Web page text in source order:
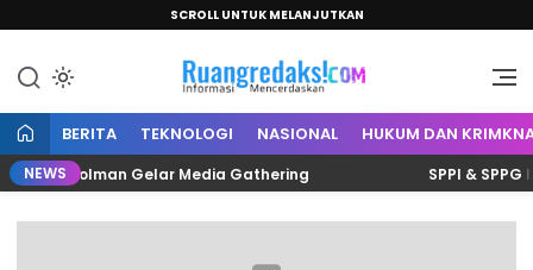
SCROLL UNTUK MELANJUTKAN
Ruang Redaksi
Informasi Mencerdaskan
BERITA TEKNOLOGI NASIONAL HUKUM DAN
NEWS
Polman Gelar Media Gathering SPPI & SPPG